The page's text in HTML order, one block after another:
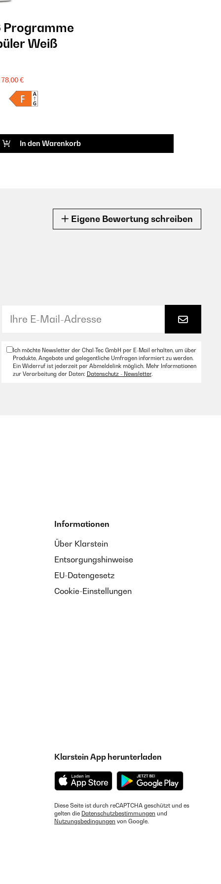
Programme
Weiß
78,00 €
In den Warenkorb
Eigene Bewertung schreiben
Ich möchte Newsletter der Chal-Tec GmbH per E-Mail erhalten, um über
Produkte, Angebote und gelegentliche Umfragen informiert zu werden.
Ein Widerruf ist jederzeit per Abmeldelink möglich. Mehr Informationen
zur Verarbeitung der Daten: Datenschutz - Newsletter.
Informationen
Über Klarstein
Entsorgungshinweise
EU-Datengesetz
Cookie-Einstellungen
Klarstein App herunterladen
Diese Seite ist durch reCAPTCHA geschützt und es
gelten die Datenschutzbestimmungen und
Nutzungsbedingungen von Google.